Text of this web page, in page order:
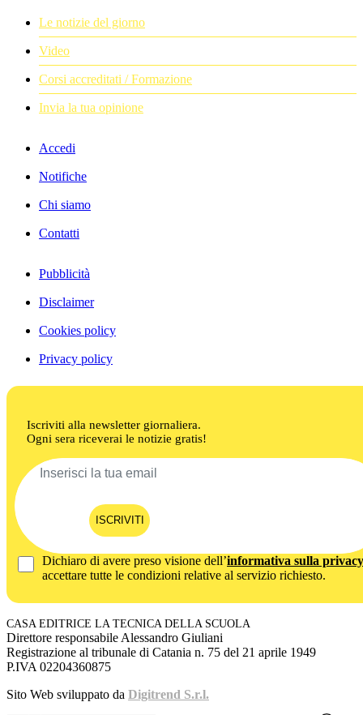
Le notizie del giorno
Video
Corsi accreditati / Formazione
Invia la tua opinione
Accedi
Notifiche
Chi siamo
Contatti
Pubblicità
Disclaimer
Cookies policy
Privacy policy
Iscriviti alla newsletter giornaliera.
Ogni sera riceverai le notizie gratis!
ISCRIVITI
Dichiaro di avere preso visione dell’informativa sulla privacy
accettare tutte le condizioni relative al servizio richiesto.
CASA EDITRICE LA TECNICA DELLA SCUOLA
Direttore responsabile Alessandro Giuliani
Registrazione al tribunale di Catania n. 75 del 21 aprile 1949
P.IVA 02204360875
Sito Web sviluppato da Digitrend S.r.l.